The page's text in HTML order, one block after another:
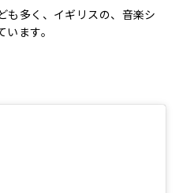
も多く、イギリスの、音楽シ
ます。